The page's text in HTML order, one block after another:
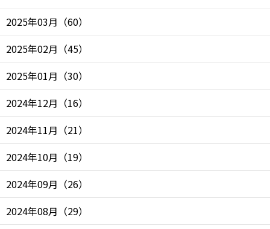
2025年03月 （60）
2025年02月 （45）
2025年01月 （30）
2024年12月 （16）
2024年11月 （21）
2024年10月 （19）
2024年09月 （26）
2024年08月 （29）